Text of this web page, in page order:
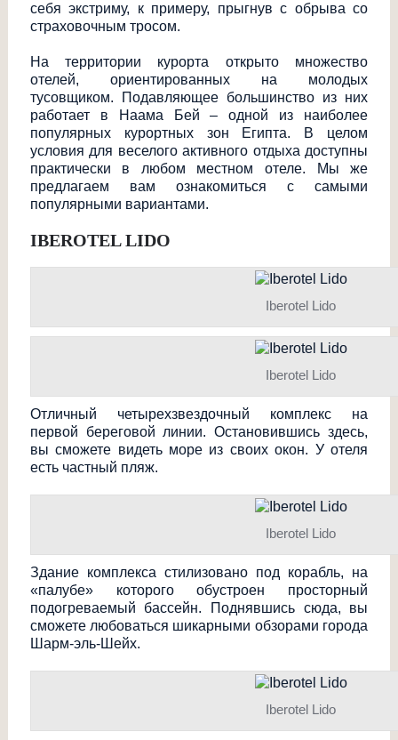
себя экстриму, к примеру, прыгнув с обрыва со
страховочным тросом.
На территории курорта открыто множество
отелей, ориентированных на молодых
тусовщиком. Подавляющее большинство из них
работает в Наама Бей – одной из наиболее
популярных курортных зон Египта. В целом
условия для веселого активного отдыха доступны
практически в любом местном отеле. Мы же
предлагаем вам ознакомиться с самыми
популярными вариантами.
IBEROTEL LIDO
Iberotel Lido
Iberotel Lido
Отличный четырехзвездочный комплекс на
первой береговой линии. Остановившись здесь,
вы сможете видеть море из своих окон. У отеля
есть частный пляж.
Iberotel Lido
Здание комплекса стилизовано под корабль, на
«палубе» которого обустроен просторный
подогреваемый бассейн. Поднявшись сюда, вы
сможете любоваться шикарными обзорами города
Шарм-эль-Шейх.
Iberotel Lido